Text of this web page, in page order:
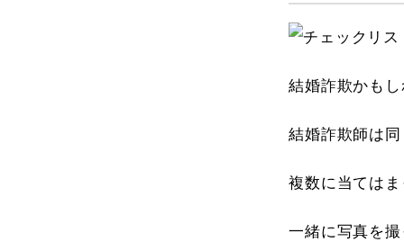
結婚詐欺かも
結婚詐欺師は
複数に当ては
一緒に写真を